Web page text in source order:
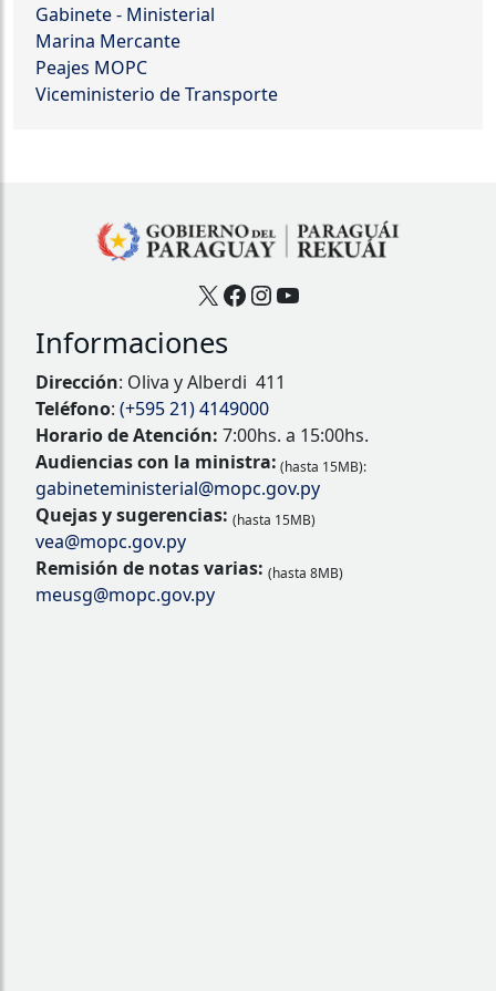
Gabinete - Ministerial
Marina Mercante
Peajes MOPC
Viceministerio de Transporte
X Facebook
Instagram
YouTube
Informaciones
Dirección: Oliva y Alberdi 411
Teléfono: (+595 21) 4149000
Horario de Atención: 7:00hs. a 15:00hs.
Audiencias con la ministra: (hasta 15MB):
gabineteministerial@mopc.gov.py
Quejas y sugerencias: (hasta 15MB)
vea@mopc.gov.py
Remisión de notas varias: (hasta 8MB)
meusg@mopc.gov.py